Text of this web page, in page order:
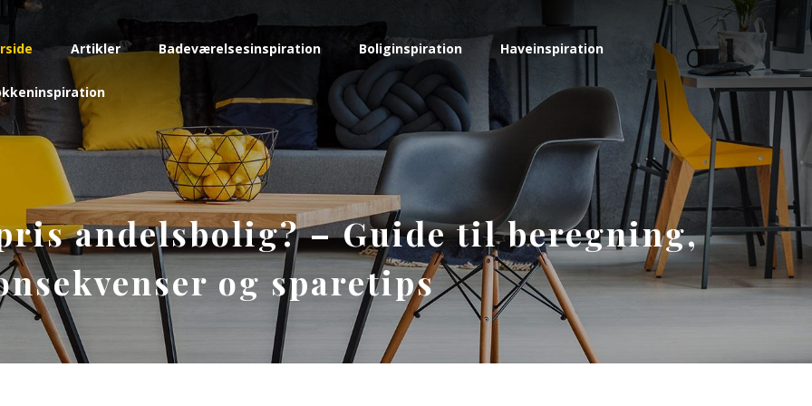
Artikler Badeværelsesinspiration Boliginspiration Haveinspiration
andelsbolig? – Guide til beregning,
og sparetips